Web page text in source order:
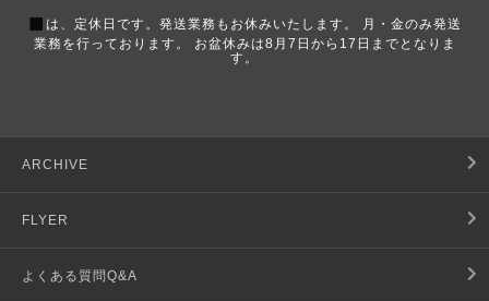
■ は、定休日です。発送業務もお休みいたします。 月・金のみ発送
業務を行っております。 お盆休みは8月7日から17日までとなりま
す。
ARCHIVE
FLYER
よくある質問Q&A